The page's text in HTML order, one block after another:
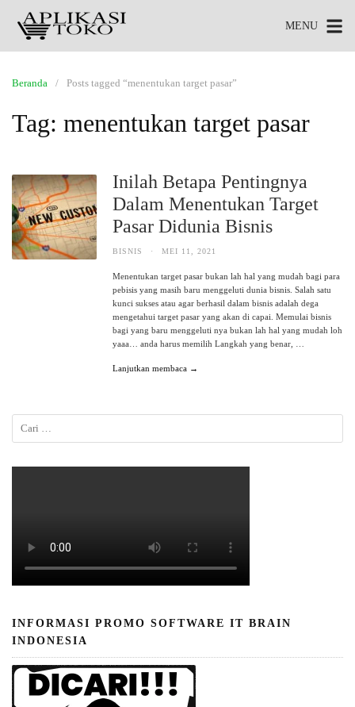
MENU
Beranda Posts tagged “menentukan target pasar”
Tag: menentukan target pasar
Inilah Betapa Pentingnya
Dalam Menentukan Target
Pasar Didunia Bisnis
BISNIS · MEI 11, 2021
Menentukan target pasar bukan lah hal yang mudah bagi para
pebisis yang masih baru menggeluti dunia bisnis. Salah satu
kunci sukses atau agar berhasil dalam bisnis adalah dega
mengetahui target pasar yang akan di capai. Memulai bisnis
bagi yang baru menggeluti nya bukan lah hal yang mudah loh
yaaa… anda harus memilih Langkah yang benar, …
Lanjutkan membaca →
INFORMASI PROMO SOFTWARE IT BRAIN
INDONESIA